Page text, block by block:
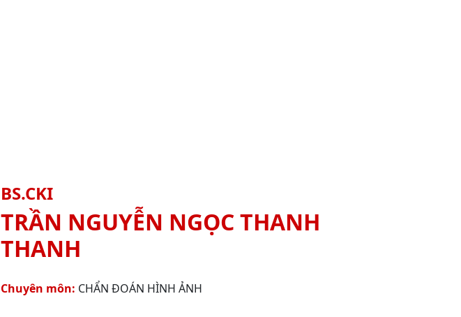
BS.CKI
TRẦN NGUYỄN NGỌC THANH
THANH
Chuyên môn: CHẨN ĐOÁN HÌNH ẢNH